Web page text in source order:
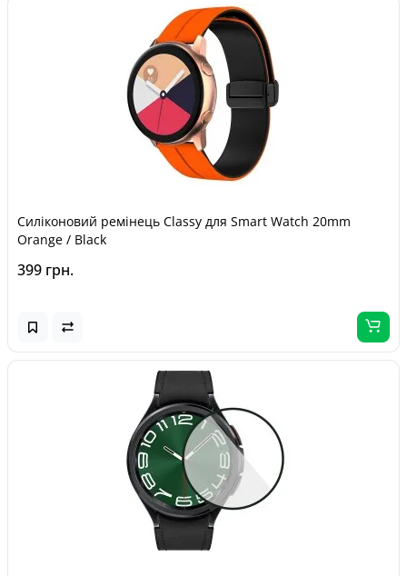
Силіконовий ремінець Classy для Smart Watch 20mm
Orange / Black
399 грн.